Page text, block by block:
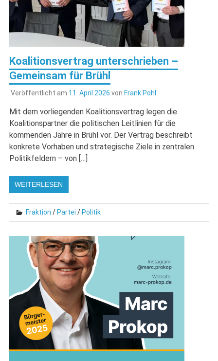
Koalitionsvertrag unterschrieben –
Gemeinsam für Brühl
Veröffentlicht am 11. April 2026 von Frank Pohl
Mit dem vorliegenden Koalitionsvertrag legen die
Koalitionspartner die politischen Leitlinien für die
kommenden Jahre in Brühl vor. Der Vertrag beschreibt
konkrete Vorhaben und strategische Ziele in zentralen
Politikfeldern – von […]
WEITERLESEN
Fraktion / Partei / Politik